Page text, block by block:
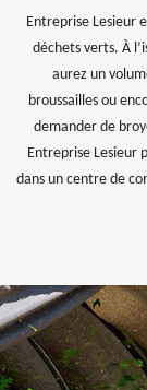
Entreprise Lesieur
déchets verts. À
aurez un
broussailles ou
demander de
Entreprise Lesieur
dans un centre de